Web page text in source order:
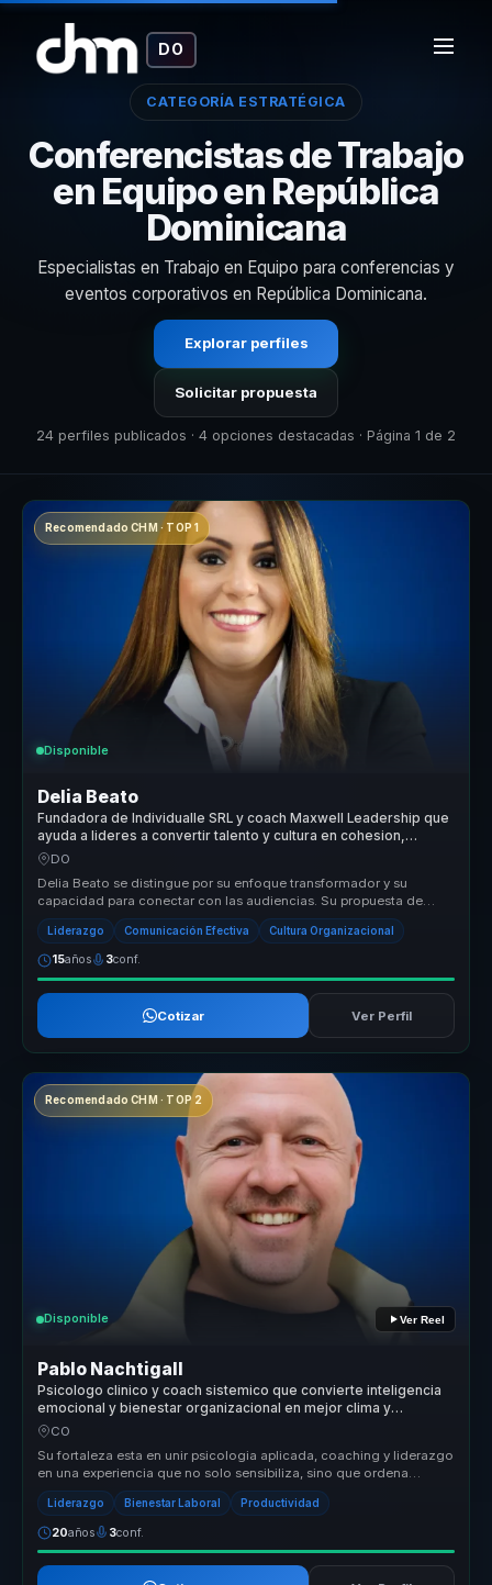
DO
CATEGORÍA ESTRATÉGICA
Conferencistas de Trabajo
en Equipo en República
Dominicana
Especialistas en Trabajo en Equipo para conferencias y
eventos corporativos en República Dominicana.
Explorar perfiles
Solicitar propuesta
24 perfiles publicados · 4 opciones destacadas · Página 1 de 2
Recomendado CHM · TOP 1
Disponible
Delia Beato
Fundadora de Individualle SRL y coach Maxwell Leadership que
ayuda a lideres a convertir talento y cultura en cohesion,
liderazgo y pertenencia.
DO
Delia Beato se distingue por su enfoque transformador y su
capacidad para conectar con las audiencias. Su propuesta de
valor radica en su...
Liderazgo Comunicación Efectiva Cultura Organizacional
15años 3conf.
Cotizar Ver Perfil
Recomendado CHM · TOP 2
Disponible Ver Reel
Pablo Nachtigall
Psicologo clinico y coach sistemico que convierte inteligencia
emocional y bienestar organizacional en mejor clima y
desempeno para lideres y equipos.
CO
Su fortaleza esta en unir psicologia aplicada, coaching y liderazgo
en una experiencia que no solo sensibiliza, sino que ordena
conversac...
Liderazgo Bienestar Laboral Productividad
20años 3conf.